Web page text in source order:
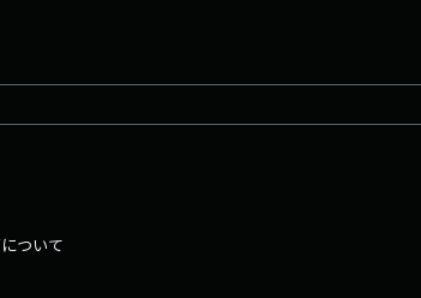
いう意味の「まねぶ」にあるといわれています。私たち
習得に通じる姿勢です。先人の知恵や真理を敬い、自ら
🔶大学生活という人生のかけがえのない経験大学は単に
会の仕組みを知るアルバイトなど、学生時代のすべての
時には失敗しながら学んだ人間関係や社会経験は、教室
は、学問はもちろん、その時期にしかできない多様な経
る最古の大学は、1639年に始まった本願寺の学寮を起源
ついて